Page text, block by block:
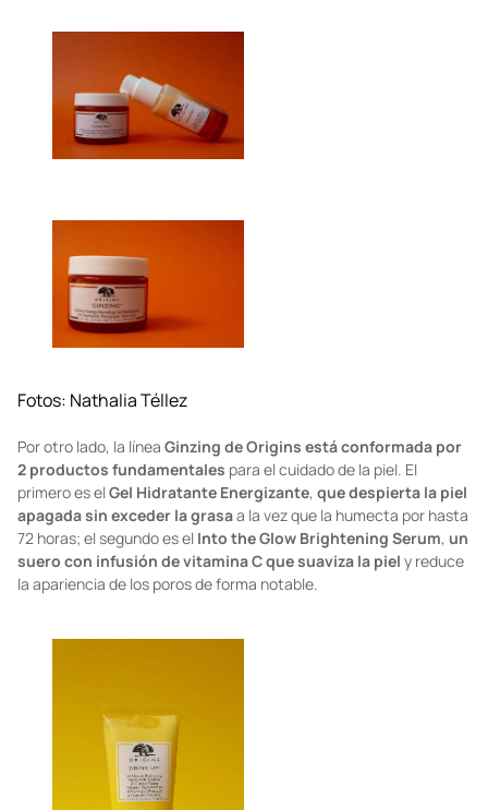
Fotos: Nathalia Téllez
Por otro lado, la línea Ginzing de Origins está conformada por
2 productos fundamentales para el cuidado de la piel. El
primero es elGel Hidratante Energizante, que despierta la piel
apagada sin exceder la grasaa la vez que la humecta por hasta
72 horas; el segundo es el Into the Glow Brightening Serum, un
suero con infusión de vitamina C que suaviza la piel y reduce
la apariencia de los poros de forma notable.